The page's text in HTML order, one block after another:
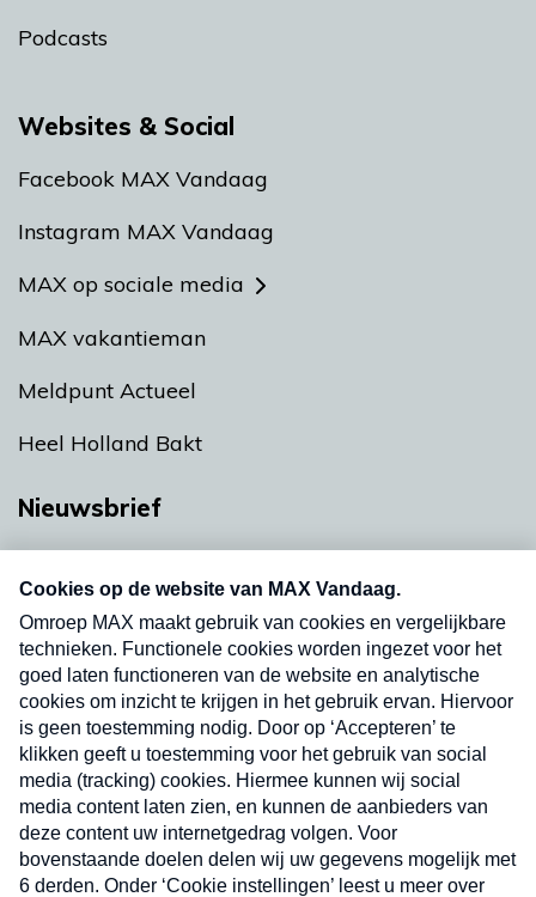
Podcasts
Websites & Social
Facebook MAX Vandaag
Instagram MAX Vandaag
MAX op sociale media
MAX vakantieman
Meldpunt Actueel
Heel Holland Bakt
Nieuwsbrief
nieuwsbrief. Elke vrijdag- en dinsdagochtend in
uw mailbox.
Verzend